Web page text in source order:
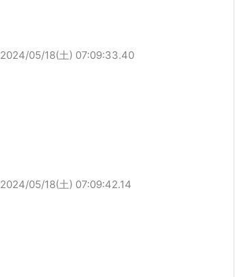
2024/05/18(土) 07:09:33.40
2024/05/18(土) 07:09:42.14